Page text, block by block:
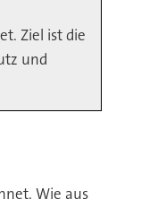
Ziel ist die
und
Wie aus